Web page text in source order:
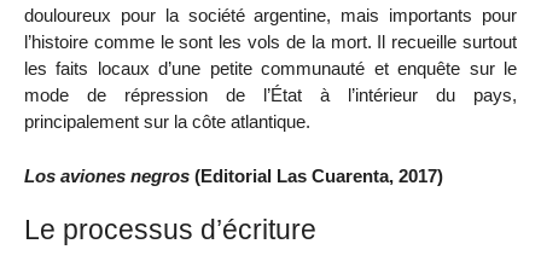
douloureux pour la société argentine, mais importants pour
l’histoire comme le sont les vols de la mort. Il recueille surtout
les faits locaux d’une petite communauté et enquête sur le
mode de répression de l’État à l’intérieur du pays,
principalement sur la côte atlantique.
Los aviones negros (Editorial Las Cuarenta, 2017)
Le processus d’écriture